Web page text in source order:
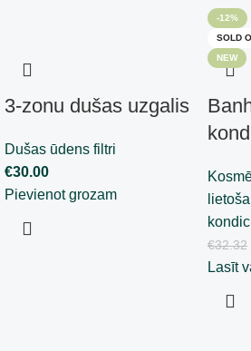
3-zonu dušas uzgalis
Dušas ūdens filtri
€30.00
Pievienot grozam
-12%
SOLD
NEW
€32.32
Lasīt